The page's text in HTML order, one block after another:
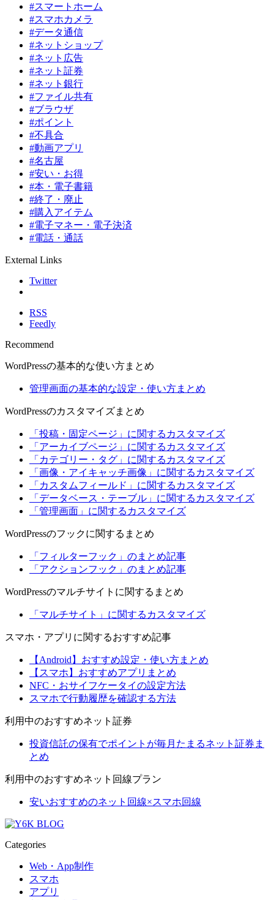
#スマートホーム
#スマホカメラ
#データ通信
#ネットショップ
#ネット広告
#ネット証券
#ネット銀行
#ファイル共有
#ブラウザ
#ポイント
#不具合
#動画アプリ
#名古屋
#安い・お得
#本・電子書籍
#終了・廃止
#購入アイテム
#電子マネー・電子決済
#電話・通話
External Links
Twitter
RSS
Feedly
Recommend
WordPressの基本的な使い方まとめ
管理画面の基本的な設定・使い方まとめ
WordPressのカスタマイズまとめ
「投稿・固定ページ」に関するカスタマイズ
「アーカイブページ」に関するカスタマイズ
「カテゴリー・タグ」に関するカスタマイズ
「画像・アイキャッチ画像」に関するカスタマイズ
「カスタムフィールド」に関するカスタマイズ
「データベース・テーブル」に関するカスタマイズ
「管理画面」に関するカスタマイズ
WordPressのフックに関するまとめ
「フィルターフック」のまとめ記事
「アクションフック」のまとめ記事
WordPressのマルチサイトに関するまとめ
「マルチサイト」に関するカスタマイズ
スマホ・アプリに関するおすすめ記事
【Android】おすすめ設定・使い方まとめ
【スマホ】おすすめアプリまとめ
NFC・おサイフケータイの設定方法
スマホで行動履歴を確認する方法
利用中のおすすめネット証券
投資信託の保有でポイントが毎月たまるネット証券ま
とめ
利用中のおすすめネット回線プラン
安いおすすめのネット回線×スマホ回線
Categories
Web・App制作
スマホ
アプリ